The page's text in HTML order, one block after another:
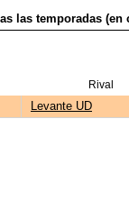
las temporadas (en
Rival
Levante UD